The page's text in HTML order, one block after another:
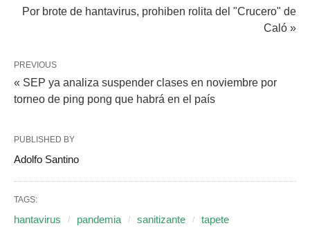
Por brote de hantavirus, prohiben rolita del "Crucero" de
Caló »
PREVIOUS
« SEP ya analiza suspender clases en noviembre por
torneo de ping pong que habrá en el país
PUBLISHED BY
Adolfo Santino
TAGS:
hantavirus pandemia sanitizante tapete